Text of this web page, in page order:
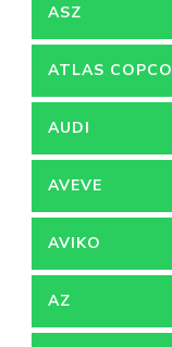
ACCOUNTANT
ASZ
ATLAS COPCO
AUDI
AVEVE
AVIKO
AZ